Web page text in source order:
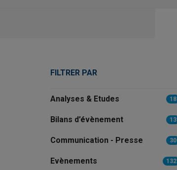
FILTRER PAR
Analyses & Etudes 18
Bilans d’évènement 13
Communication - Presse 30
Evènements 132